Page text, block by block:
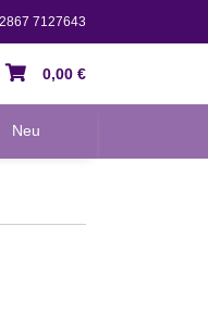
7127643
0,00 €
Neu